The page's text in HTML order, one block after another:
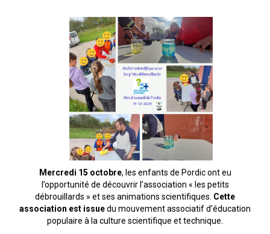
Espace Bénévoles
Scolarisation
LE SOUTIEN SCOLAIRE
Le CNED
L’UPS
Jeunesse
Espace Numérique
Mieux connaitre les voyageurs
Mercredi 15 octobre, les enfants de Pordic ont eu
l’opportunité de découvrir l’association « les petits
débrouillards » et ses animations scientifiques. Cette
association est issuedu mouvement associatif d’éducation
populaire à la culture scientifique et technique.